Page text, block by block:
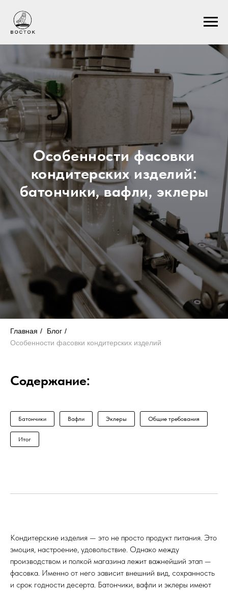
Особенности фасовки
кондитерских изделий:
батончики, вафли, эклеры
Главная / Блог /
Особенности фасовки кондитерских изделий
Содержание:
Батончики Вафли Эклеры Общие требования
Итог
Кондитерские изделия — это не просто продукт питания. Это
эмоция, настроение, удовольствие. Однако между
производством и полкой магазина лежит важнейший этап —
фасовка. Именно от него зависит внешний вид, сохранность
и срок годности десерта. Батончики, вафли и эклеры имеют